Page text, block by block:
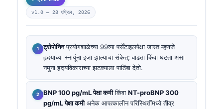
v1.0 — 28 एप्रिल, 2026
ट्रोपोनिनप्रयोगशाळेच्या 99व्या पर्सेंटाइलपेक्षा जास्त म्हणजे
हृदयाच्या स्नायूंना इजा झाल्याचा संकेत; वाढता किंवा घटता असा
नमुना हृदयविकाराच्या झटक्याला पाठिंबा देतो.
BNP 100 pg/mL पेक्षा कमीकिंवा NT-proBNP 300
pg/mL पेक्षा कमीअनेक आपत्कालीन परिस्थितींमध्ये तीव्र